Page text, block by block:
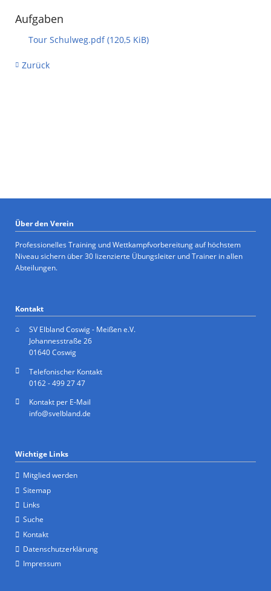
Aufgaben
Tour Schulweg.pdf(120,5 KiB)
Zurück
Über den Verein
Professionelles Training und Wettkampfvorbereitung auf höchstem
Niveau sichern über 30 lizenzierte Übungsleiter und Trainer in allen
Abteilungen.
Kontakt
SV Elbland Coswig - Meißen e.V.
Johannesstraße 26
01640 Coswig
Telefonischer Kontakt
0162 - 499 27 47
Kontakt per E-Mail
info@svelbland.de
Wichtige Links
Mitglied werden
Sitemap
Links
Suche
Kontakt
Datenschutzerklärung
Impressum